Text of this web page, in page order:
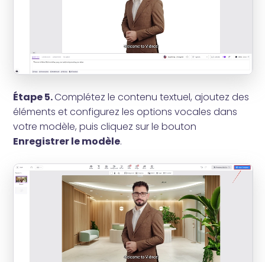
Étape 5.Complétez le contenu textuel, ajoutez des
éléments et configurez les options vocales dans
votre modèle, puis cliquez sur le bouton
Enregistrer le modèle.